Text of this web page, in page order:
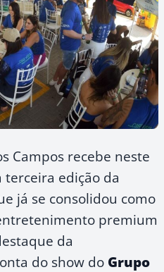
Campos recebe neste
edição da
já se consolidou como
premium
da
do show do Grupo